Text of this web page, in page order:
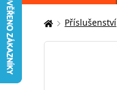
Zde
se
Příslušenství